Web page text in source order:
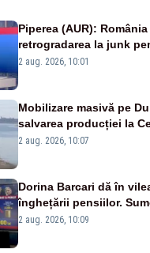
Piperea (AUR):
retrogradarea la junk
catastrofă pentru bănci
2 aug. 2026, 10:01
Mobilizare masivă pe
salvarea producției la
va detona o stâncă și va
2 aug. 2026, 10:07
Dorina Barcari dă în
înghețării pensiilor.
pierdute de fiecare român
2 aug. 2026, 10:09